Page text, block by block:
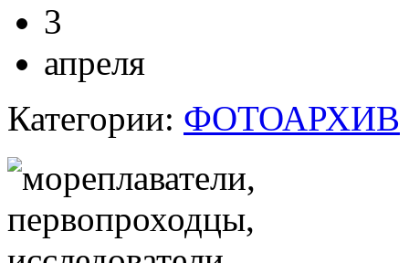
3
апреля
Категории: ФОТОАРХИВ